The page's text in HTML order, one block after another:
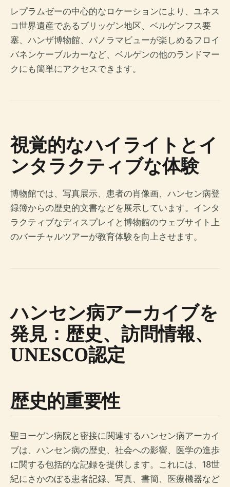
レプラムゼーの中心的なロケーションにより、ユネス
コ世界遺産であるブリッゲン地区、ベルゲンフス要
塞、ハンザ博物館、パノラマビューが楽しめるフロイ
バネンケーブルカーなど、ベルゲンの他のランドマー
クにも簡単にアクセスできます。
視覚的なハイライトとイ
ンタラクティブな体験
博物館では、写真展示、患者の肖像画、ハンセン病登
録簿からの歴史的文書などを展示しています。インタ
ラクティブなディスプレイと博物館のウェブサイト上
のバーチャルツアーが教育体験を向上させます。
ハンセン病アーカイブを
発見：歴史、訪問情報、
UNESCO認定
歴史的重要性
聖ヨーゲン病院と密接に関連するハンセン病アーカイ
ブは、ハンセン病の歴史、社会への影響、医学の進歩
に関する包括的な記録を提供します。これには、18世
紀にさかのぼる患者記録、写真、書簡、医療機器など